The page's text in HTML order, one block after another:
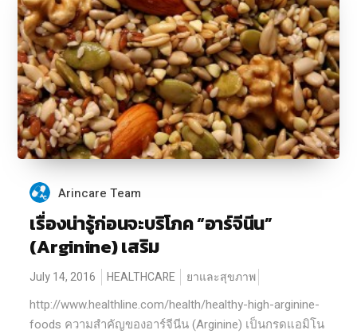
Arincare Team
เรื่องน่ารู้ก่อนจะบริโภค “อาร์จีนีน”
(Arginine) เสริม
July 14, 2016 HEALTHCARE ยาและสุขภาพ
http://www.healthline.com/health/healthy-high-arginine-
foods ความสำคัญของอาร์จีนีน (Arginine) เป็นกรดแอมิโน